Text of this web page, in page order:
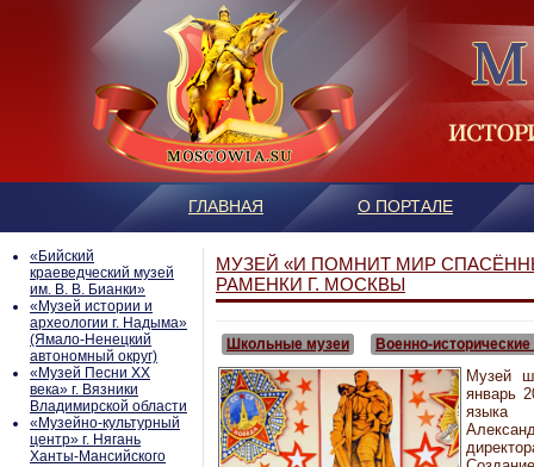
ГЛАВНАЯ О ПОРТАЛЕ
«Бийский
краеведческий музей
им. В. В. Бианки»
«Музей истории и
археологии г. Надыма»
(Ямало-Ненецкий
автономный округ)
«Музей Песни ХХ
века» г. Вязники
Владимирской области
«Музейно-культурный
центр» г. Нягань
Ханты-Мансийского
МУЗЕЙ «И ПОМНИТ МИР
РАМЕНКИ Г. МОСКВЫ
Школьные музеи Военно-
Музей
январь
языка